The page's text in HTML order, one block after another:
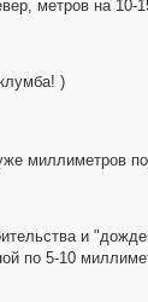
метров на 10-
)
миллиметров
и
по 5-10